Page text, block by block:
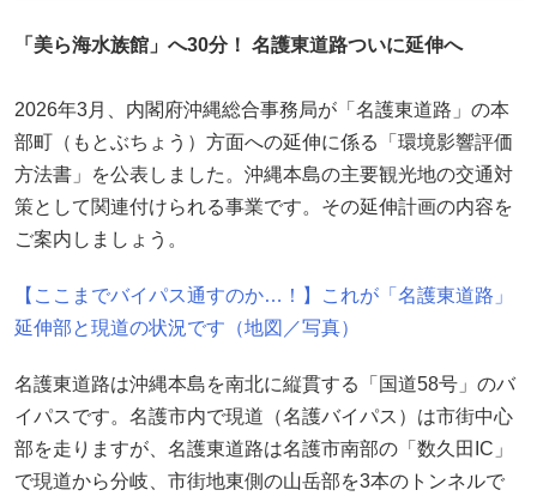
「美ら海水族館」へ30分！ 名護東道路ついに延伸へ
2026年3月、内閣府沖縄総合事務局が「名護東道路」の本
部町（もとぶちょう）方面への延伸に係る「環境影響評価
方法書」を公表しました。沖縄本島の主要観光地の交通対
策として関連付けられる事業です。その延伸計画の内容を
ご案内しましょう。
【ここまでバイパス通すのか…！】これが「名護東道路」
延伸部と現道の状況です（地図／写真）
名護東道路は沖縄本島を南北に縦貫する「国道58号」のバ
イパスです。名護市内で現道（名護バイパス）は市街中心
部を走りますが、名護東道路は名護市南部の「数久田IC」
で現道から分岐、市街地東側の山岳部を3本のトンネルで